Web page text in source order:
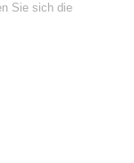
Sie sich die